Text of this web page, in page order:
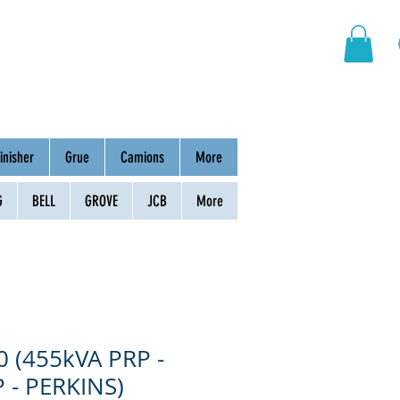
Grue Camions More
BELL GROVE JCB More
(455kVA PRP -
- PERKINS)